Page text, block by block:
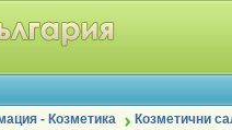
- Козметика Козметични